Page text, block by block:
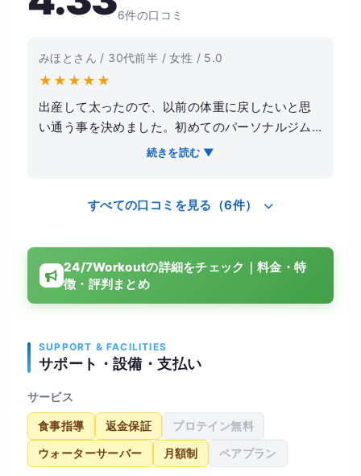
6件の口コミ
みほとさん / 30代前半 / 女性 / 5.0
★ ★ ★ ★ ★
出産して太ったので、以前の体重に戻したいと思
い通う事を決めました。初めてのパーソナルジム
でしたが、選んで良かったです。当人の目標や悩
付く事が出来ました。マンツーマンで指導して頂
取り組めました。費用も比較的リーズナブルで、
金銭的な負担が少ないです。綺麗に引き締まっ
た、健康的な体型になれました。
続きを読む ▼
すべての口コミを見る（6件）
24/7Workoutの詳細をチェック｜料金・特
徴・評判まとめ
SUPPORT & FACILITIES
サポート・設備・支払い
サービス
食事指導 返金保証 プロテイン無料
ウォーターサーバー 月額制 ペアプラン